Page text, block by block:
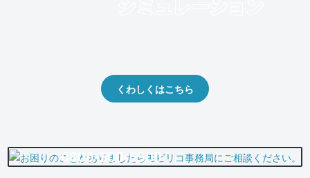
くわしくはこちら
0800-500-5500